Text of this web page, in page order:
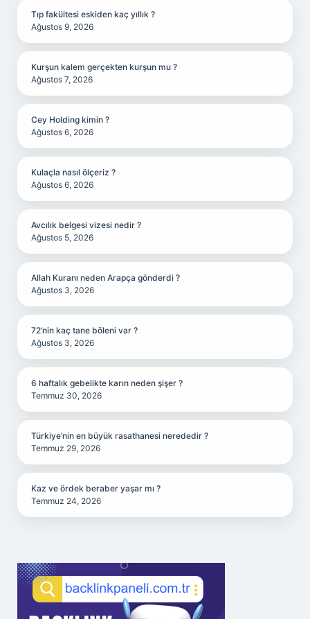
Tıp fakültesi eskiden kaç yıllık ?
Ağustos 9, 2026
Kurşun kalem gerçekten kurşun mu ?
Ağustos 7, 2026
Cey Holding kimin ?
Ağustos 6, 2026
Kulaçla nasıl ölçeriz ?
Ağustos 6, 2026
Avcılık belgesi vizesi nedir ?
Ağustos 5, 2026
Allah Kuranı neden Arapça gönderdi ?
Ağustos 3, 2026
72’nin kaç tane böleni var ?
Ağustos 3, 2026
6 haftalık gebelikte karın neden şişer ?
Temmuz 30, 2026
Türkiye’nin en büyük rasathanesi nerededir ?
Temmuz 29, 2026
Kaz ve ördek beraber yaşar mı ?
Temmuz 24, 2026